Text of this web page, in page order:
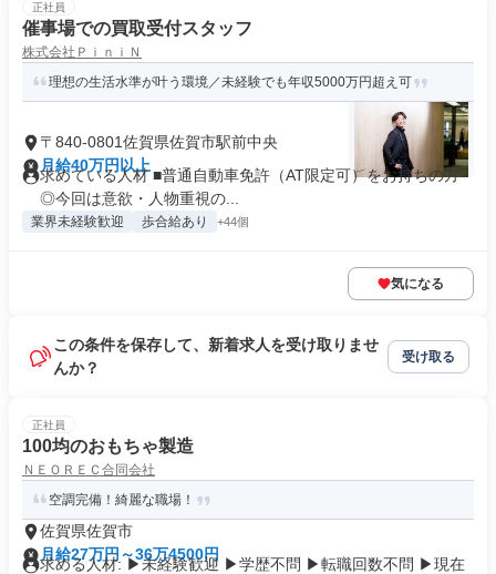
正社員
催事場での買取受付スタッフ
株式会社ＰｉｎｉＮ
理想の生活水準が叶う環境／未経験でも年収5000万円超え可
〒840-0801佐賀県佐賀市駅前中央
月給40万円以上
求めている人材 ■普通自動車免許（AT限定可）をお持ちの方
◎今回は意欲・人物重視の...
業界未経験歓迎 歩合給あり +44個
気になる
この条件を保存して、新着求人を受け取りませ
んか？
受け取る
正社員
100均のおもちゃ製造
ＮＥＯＲＥＣ合同会社
空調完備！綺麗な職場！
佐賀県佐賀市
月給27万円～36万4500円
求める人材: ▶︎未経験歓迎 ▶︎学歴不問 ▶︎転職回数不問 ▶︎現在